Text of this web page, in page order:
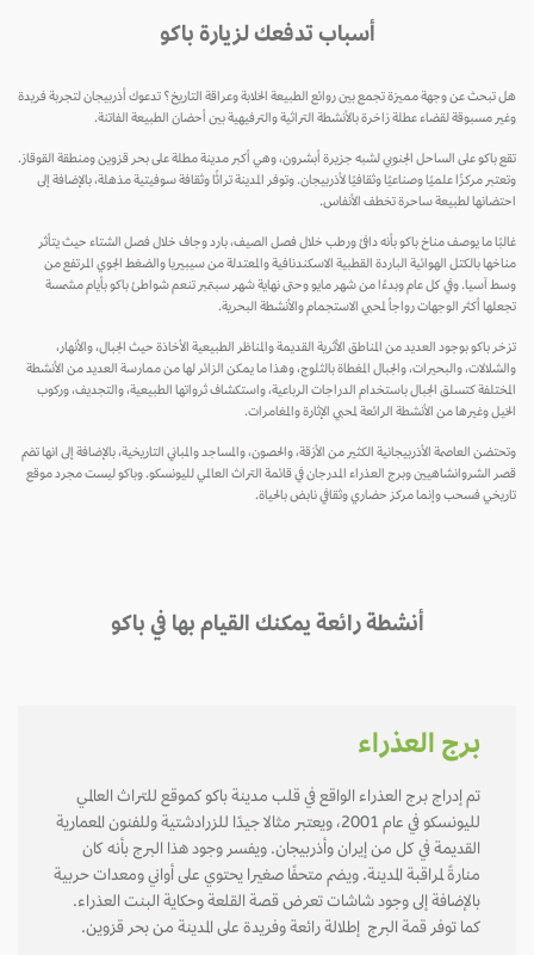
أسباب تدفعك لزيارة باكو
هل تبحث عن وجهة مميزة تجمع بين روائع الطبيعة الخلابة وعراقة التاريخ؟ تدعوك أذربيجان لتجربة فريدة
وغير مسبوقة لقضاء عطلة زاخرة بالأنشطة التراثية والترفيهية بين أحضان الطبيعة الفاتنة.
تقع باكو على الساحل الجنوبي لشبه جزيرة أبشرون، وهي أكبر مدينة مطلة على بحر قزوين ومنطقة القوقاز.
وتعتبر مركزًا علميًا وصناعيًا وثقافيًا لأذربيجان. وتوفر المدينة تراثًا وثقافة سوفيتية مذهلة، بالإضافة إلى
احتضانها لطبيعة ساحرة تخطف الأنفاس.
غالبًا ما يوصف مناخ باكو بأنه دافئ ورطب خلال فصل الصيف، بارد وجاف خلال فصل الشتاء حيث يتأثر
مناخها بالكتل الهوائية الباردة القطبية الاسكندنافية والمعتدلة من سيبيريا والضغط الجوي المرتفع من
وسط آسيا. وفي كل عام وبدءًا من شهر مايو وحتى نهاية شهر سبتمبر تنعم شواطئ باكو بأيام مشمسة
تجعلها أكثر الوجهات رواجاً لمحبي الاستجمام والأنشطة البحرية.
تزخر باكو بوجود العديد من المناطق الأثرية القديمة والمناظر الطبيعية الأخاذة حيث الجبال، والأنهار،
والشلالات، والبحيرات، والجبال المغطاة بالثلوج، وهذا ما يمكن الزائر لها من ممارسة العديد من الأنشطة
المختلفة كتسلق الجبال باستخدام الدراجات الرباعية، واستكشاف ثرواتها الطبيعية، والتجديف، وركوب
الخيل وغيرها من الأنشطة الرائعة لمحبي الإثارة والمغامرات.
وتحتضن العاصمة الأذربيجانية الكثير من الأزقة، والحصون، والمساجد والمباني التاريخية، بالإضافة إلى انها تضم
قصر الشروانشاهيين وبرج العذراء المدرجان في قائمة التراث العالمي لليونسكو. وباكو ليست مجرد موقع
تاريخي فسحب وإنما مركز حضاري وثقافي نابض بالحياة.
أنشطة رائعة يمكنك القيام بها في باكو
برج العذراء
تم إدراج برج العذراء الواقع في قلب مدينة باكو كموقع للتراث العالمي
لليونسكو في عام 2001، ويعتبر مثالا جيدًا للزرادشتية وللفنون المعمارية
القديمة في كل من إيران وأذربيجان. ويفسر وجود هذا البرج بأنه كان
منارةً لمراقبة المدينة. ويضم متحفًا صغيرا يحتوي على أواني ومعدات حربية
بالإضافة إلى وجود شاشات تعرض قصة القلعة وحكاية البنت العذراء.
كما توفر قمة البرج إطلالة رائعة وفريدة على المدينة من بحر قزوين.